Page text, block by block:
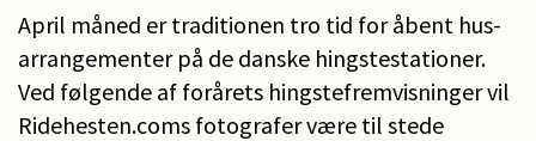
April måned er traditionen tro tid for åbent hus-
arrangementer på de danske hingstestationer.
Ved følgende af forårets hingstefremvisninger vil
Ridehesten.coms fotografer være til stede